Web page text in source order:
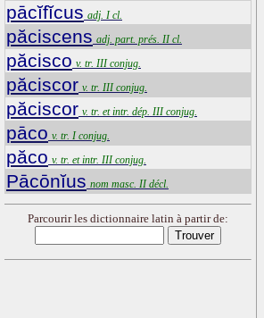
pācĭfĭcus adj. I cl.
păciscens adj. part. prés. II cl.
păcisco v. tr. III conjug.
păciscor v. tr. III conjug.
păciscor v. tr. et intr. dép. III conjug.
pāco v. tr. I conjug.
păco v. tr. et intr. III conjug.
Pācōnĭus nom masc. II décl.
Parcourir les dictionnaire latin à partir de: